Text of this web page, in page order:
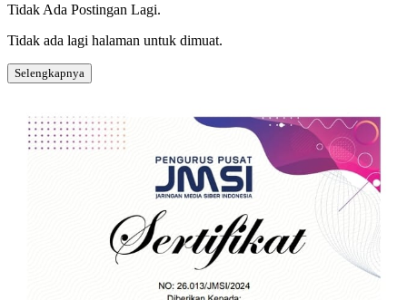
Tidak Ada Postingan Lagi.
Tidak ada lagi halaman untuk dimuat.
Selengkapnya